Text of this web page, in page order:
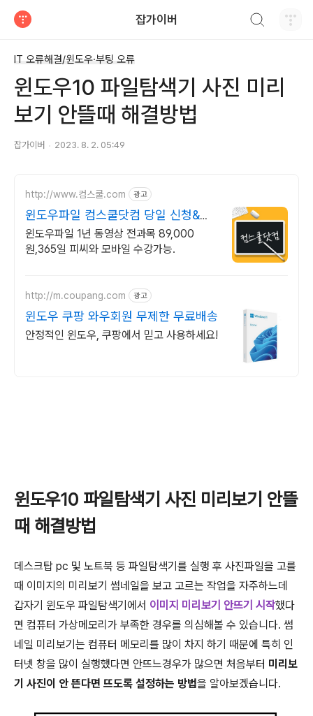
잡가이버
IT 오류해결/윈도우·부팅 오류
윈도우10 파일탐색기 사진 미리
보기 안뜰때 해결방법
잡가이버 2023. 8. 2. 05:49
http://www.컴스쿨.com 광고
윈도우파일 컴스쿨닷컴 당일 신청&결
제시 기프티콘!
윈도우파일 1년 동영상 전과목 89,000
원,365일 피씨와 모바일 수강가능.
http://m.coupang.com 광고
윈도우 쿠팡 와우회원 무제한 무료배송
안정적인 윈도우, 쿠팡에서 믿고 사용하세요!
윈도우10 파일탐색기 사진 미리보기 안뜰
때 해결방법
데스크탑 pc 및 노트북 등 파일탐색기를 실행 후 사진파일을 고를
때 이미지의 미리보기 썸네일을 보고 고르는 작업을 자주하느데
갑자기 윈도우 파일탐색기에서 이미지 미리보기 안뜨기 시작했다
면 컴퓨터 가상메모리가 부족한 경우를 의심해볼 수 있습니다. 썸
네일 미리보기는 컴퓨터 메모리를 많이 차지 하기 때문에 특히 인
터넷 창을 많이 실행했다면 안뜨느경우가 많으면 처음부터 미리보
기 사진이 안 뜬다면 뜨도록 설정하는 방법을 알아보겠습니다.